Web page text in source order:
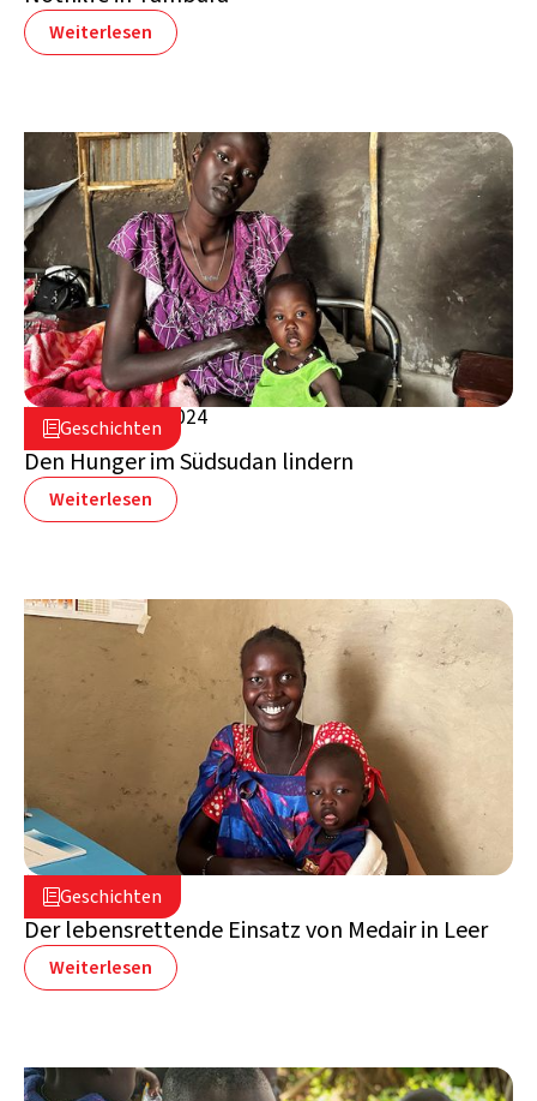
Weiterlesen
Geschichten
4. September 2024
Südsudan
Den Hunger im Südsudan lindern
Weiterlesen
Geschichten
2. August 2024
Südsudan
Der lebensrettende Einsatz von Medair in Leer
Weiterlesen